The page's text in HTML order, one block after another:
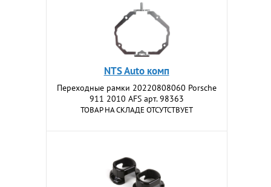
NTS Auto комп
Переходные рамки 20220808060 Porsche
911 2010 AFS арт. 98363
ТОВАР НА СКЛАДЕ ОТСУТСТВУЕТ